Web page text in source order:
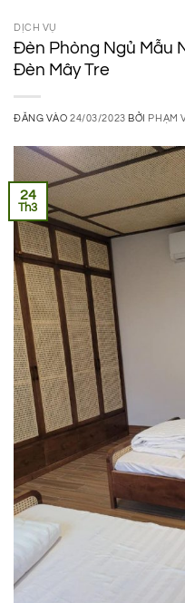
DỊCH VỤ
Đèn Phòng Ngủ Mẫu
Đèn Mây Tre
ĐĂNG VÀO24/03/2023 BỞI PHẠM
24
Th3